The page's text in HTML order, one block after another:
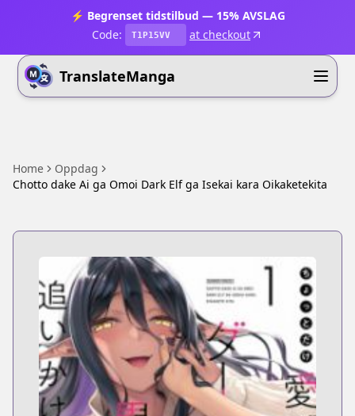
⚡ Begrenset tidstilbud — 15% AVSLAG
Code:
T1P15VV at checkout
TranslateManga
Home
Oppdag
Chotto dake Ai ga Omoi Dark Elf ga Isekai kara Oikaketekita